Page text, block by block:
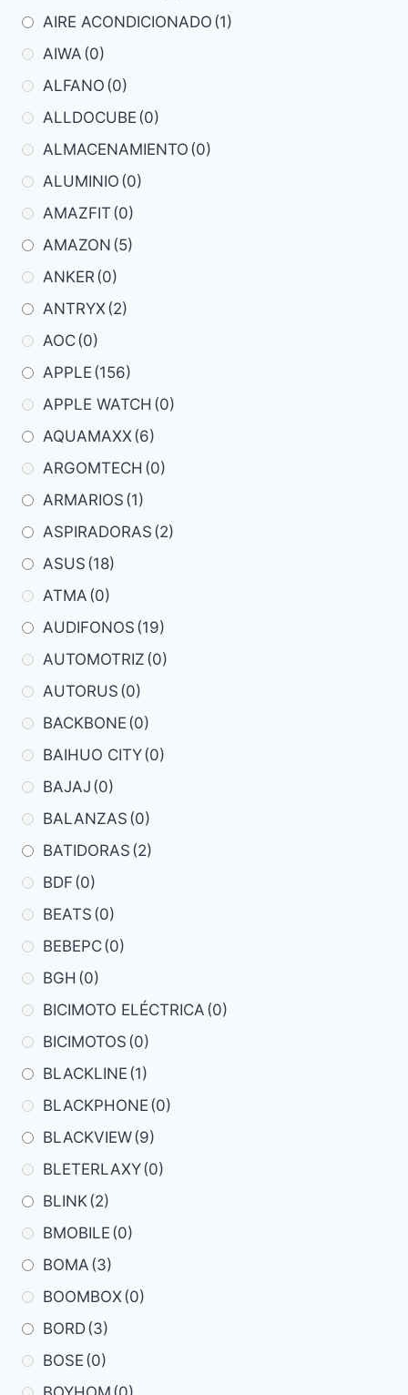
AIRE ACONDICIONADO (1)
AIWA (0)
ALFANO (0)
ALLDOCUBE (0)
ALMACENAMIENTO (0)
ALUMINIO (0)
AMAZFIT (0)
AMAZON (5)
ANKER (0)
ANTRYX(2)
AOC(0)
APPLE (156)
APPLE WATCH (0)
AQUAMAXX(6)
ARGOMTECH (0)
ARMARIOS (1)
ASPIRADORAS (2)
ASUS (18)
ATMA (0)
AUDIFONOS (19)
AUTOMOTRIZ (0)
AUTORUS (0)
BACKBONE (0)
BAIHUO CITY(0)
BAJAJ (0)
BALANZAS (0)
BATIDORAS (2)
BDF (0)
BEATS (0)
BEBEPC(0)
BGH (0)
BICIMOTO ELÉCTRICA (0)
BICIMOTOS (0)
BLACKLINE (1)
BLACKPHONE (0)
BLACKVIEW(9)
BLETERLAXY(0)
BLINK(2)
BMOBILE (0)
BOMA (3)
BOOMBOX(0)
BORD(3)
BOSE (0)